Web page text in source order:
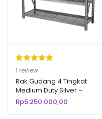
Peringkat
5.00 dari 5
berdasarka
n
1
penilaian
1 review
Rak Gudang 4 Tingkat
Medium Duty Silver –
Krisbow
Rp5.250.000,00